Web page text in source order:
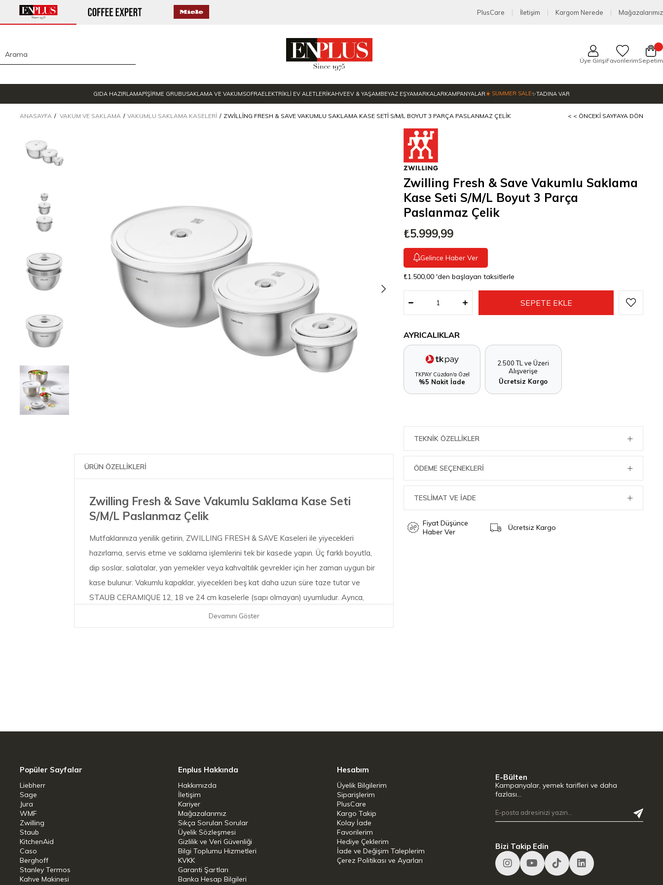
PlusCare İletişim Kargom Nerede Mağazalarımız
Üye GirişiFavorilerimSepetim
GIDA HAZIRLAMAPİŞİRME GRUBUSAKLAMA VE VAKUMSOFRAELEKTRİKLİ EV ALETLERİKAHVEEV & YAŞAMBEYAZ EŞYAMARKALARKAMPANYALAR☀️ SUMMER SALE✨TADINA VAR
ANASAYFA VAKUM VE SAKLAMA VAKUMLU SAKLAMA KASELERI ZWILLING FRESH & SAVE VAKUMLU SAKLAMA KASE SETI S/M/L BOYUT 3 PARÇA PASLANMAZ ÇELIK < < ÖNCEKI SAYFAYA DÖN
ÜRÜN ÖZELLİKLERİ
Zwilling Fresh & Save Vakumlu Saklama Kase Seti
S/M/L Paslanmaz Çelik
Mutfaklarınıza yenilik getirin, ZWILLING FRESH & SAVE Kaseleri ile yiyecekleri
hazırlama, servis etme ve saklama işlemlerini tek bir kasede yapın. Üç farklı boyutla,
dip soslar, salatalar, yan yemekler veya kahvaltılık gevrekler için her zaman uygun bir
kase bulunur. Vakumlu kapaklar, yiyecekleri beş kat daha uzun süre taze tutar ve
STAUB CERAMIQUE 12, 18 ve 24 cm kaselerle (sapı olmayan) uyumludur. Ayrıca,
alan tasarrufu sağlayan, üst üste konulabilen tasarımı sayesinde alan kazancı sağlar
ve streç film kullanmaya gerek kalmaz. ZWILLING FRESH & SAVE Kaseleri ile çok
Kapaklar, ilgili boyutlardaki tüm ZWILLING FRESH & SAVE kaseleri ve STAUB
CERAMIQUE kaseleri (sapı olmayan) ile uyumludur.
Malzemeler: Paslanmaz çelik (taban), BPA içermeyen plastik (kapak), silikon
Renk: Gümüş Beyazı
Menşei Ülke: Hong Kong
Devamını Göster
Zwilling Fresh & Save Vakumlu Saklama
Kase Seti S/M/L Boyut 3 Parça
Paslanmaz Çelik
₺5.999,99
Gelince Haber Ver
₺1.500,00 'den başlayan taksitlerle
AYRICALIKLAR
TKPAY Cüzdan'a Özel
%5 Nakit İade
2.500 TL ve Üzeri
Alışverişe
Ücretsiz Kargo
TEKNIK ÖZELLIKLER
ÖDEME SEÇENEKLERI
TESLİMAT VE İADE
Fiyat Düşünce
Haber Ver
Ücretsiz Kargo
Popüler Sayfalar
Liebherr
Sage
Jura
WMF
Zwilling
Staub
KitchenAid
Caso
Berghoff
Stanley Termos
Kahve Makinesi
Enplus Hakkında
Hakkımızda
İletişim
Kariyer
Mağazalarımız
Sıkça Sorulan Sorular
Üyelik Sözleşmesi
Gizlilik ve Veri Güvenliği
Bilgi Toplumu Hizmetleri
KVKK
Garanti Şartları
Banka Hesap Bilgileri
Hesabım
Üyelik Bilgilerim
Siparişlerim
PlusCare
Kargo Takip
Kolay İade
Favorilerim
Hediye Çeklerim
İade ve Değişim Taleplerim
Çerez Politikası ve Ayarları
E-Bülten
Kampanyalar, yemek tarifleri ve daha
fazlası…
Bizi Takip Edin